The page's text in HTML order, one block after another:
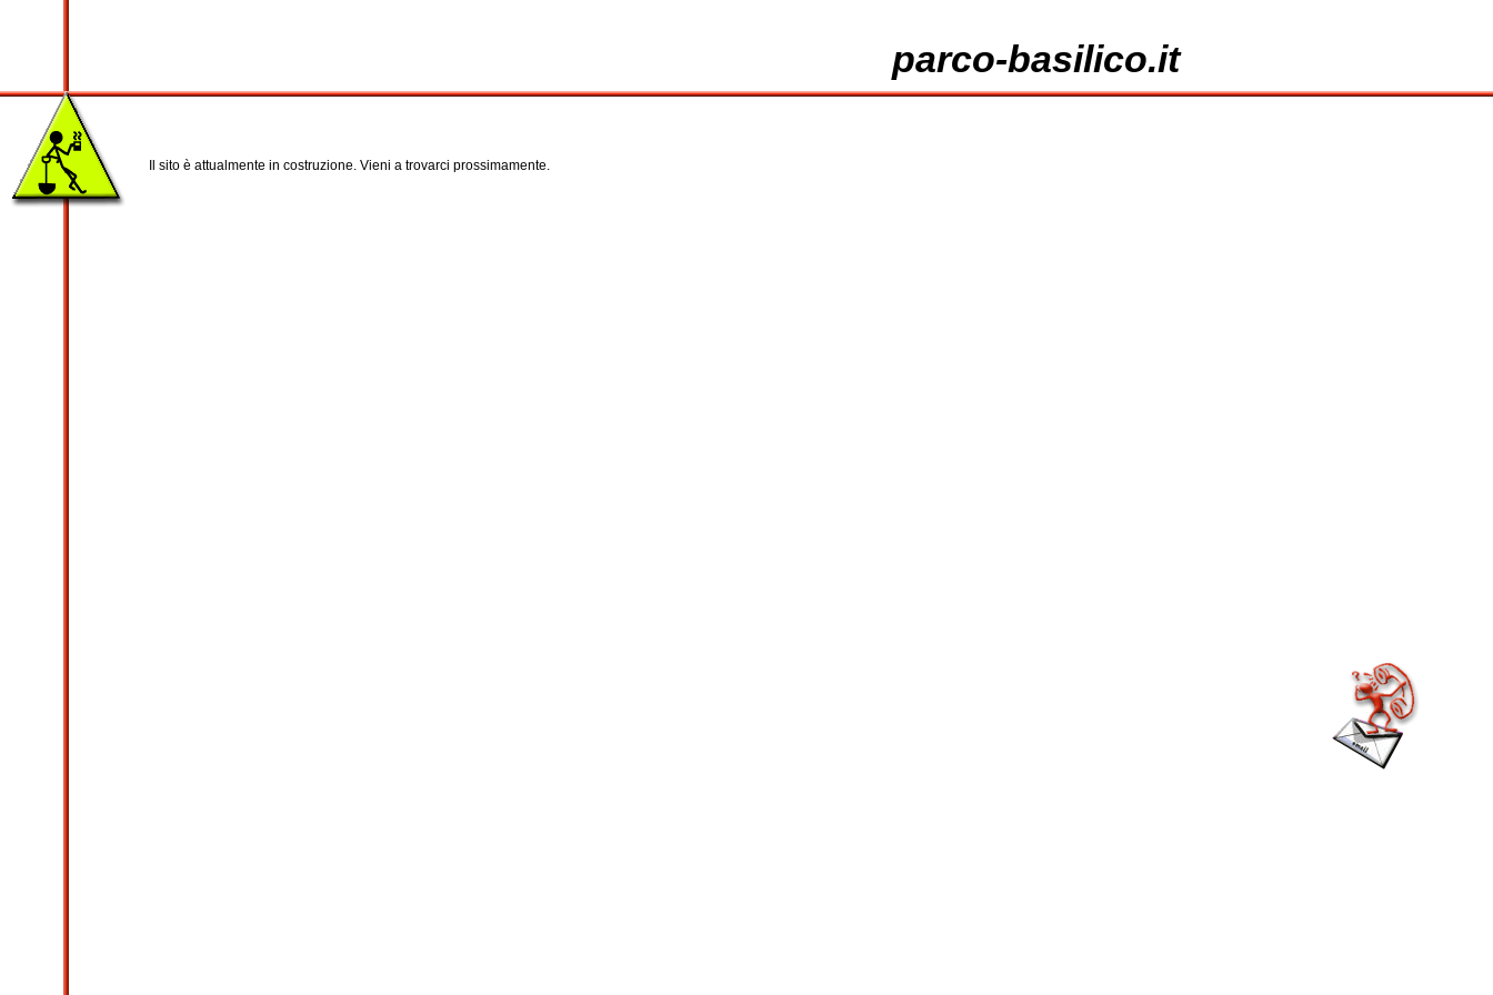
parco-basilico.it
Il sito è attualmente in costruzione. Vieni a trovarci prossimamente.